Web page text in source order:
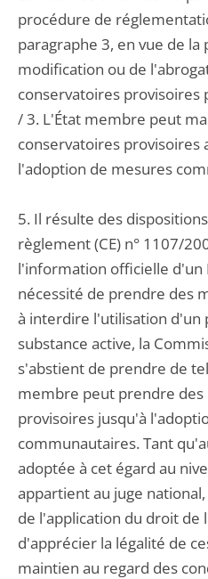
procédure de
paragraphe 3, en vue de la
modification ou de
conservatoires provisoires
/ 3. L'État membre peut
conservatoires provisoires
l'adoption de mesures
5. Il résulte des
règlement (CE) n° 1107/
l'information officielle d'un
nécessité de prendre des
à interdire l'utilisation d'un
substance active, la
s'abstient de prendre de
membre peut prendre
provisoires jusqu'à
communautaires. Tant
adoptée à cet égard au
appartient au juge
de l'application du droit de
d'apprécier la légalité de
maintien au regard des